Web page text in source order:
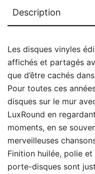
Description
Les disques vinyles
affichés et partagés
que d’être cachés
Pour toutes ces
disques sur le mur
LuxRound en
moments, en se
merveilleuses
Finition huilée, polie
porte-disques sont